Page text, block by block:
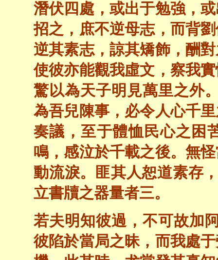
潛伏四處，或出于勉強，
招之，庶不逆母志，而背
逆其素志，諒其矯飾，酬
使彼亦能觀我虛文，察我
驚以為天子明見萬里之外
為吾兒陳事，必令人心千
奏議，至于體恤民心之困
鳴，感泣於千載之後。無
動流淚。匪其人恕道素存
立書牘之器量者三。
若夫明知彼過，不可故加
彼陷於當局之昧，而我處